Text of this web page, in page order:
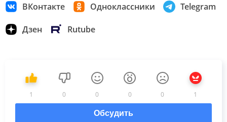
ВКонтакте Одноклассники Telegram
Дзен Rutube
1 0 0 0 0 1
Обсудить